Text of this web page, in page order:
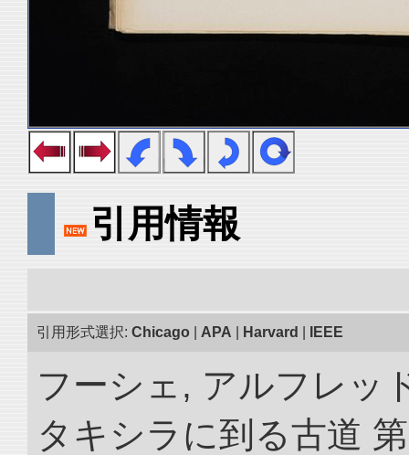
引用情報
引用形式選択: Chicago APA Harvard IEEE
フーシェ, アルフレッ
タキシラに到る古道